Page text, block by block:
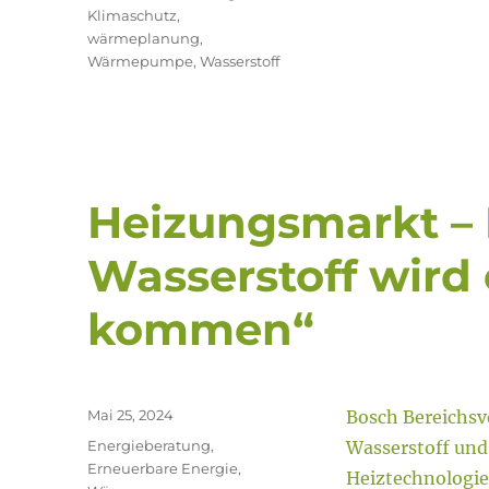
Klimaschutz,
wärmeplanung,
Wärmepumpe,Wasserstoff
Heizungsmarkt –
Wasserstoff
kommen“
Bosch
Wasserstoff
Veröffentlicht
Mai 25, 2024
Kategorien
Energieberatung,
Erneuerbare Energie,